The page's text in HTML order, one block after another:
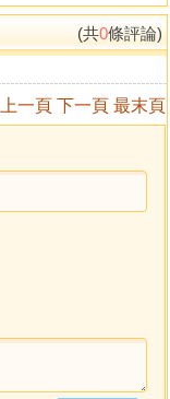
(共0條評論)
上一頁 下一頁 最末頁